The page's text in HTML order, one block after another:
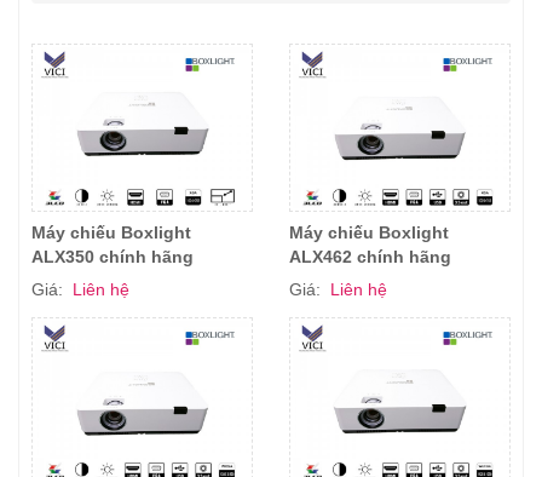
Máy chiếu Boxlight
ALX350 chính hãng
Giá: Liên hệ
Máy chiếu Boxlight
ALX462 chính hãng
Giá: Liên hệ